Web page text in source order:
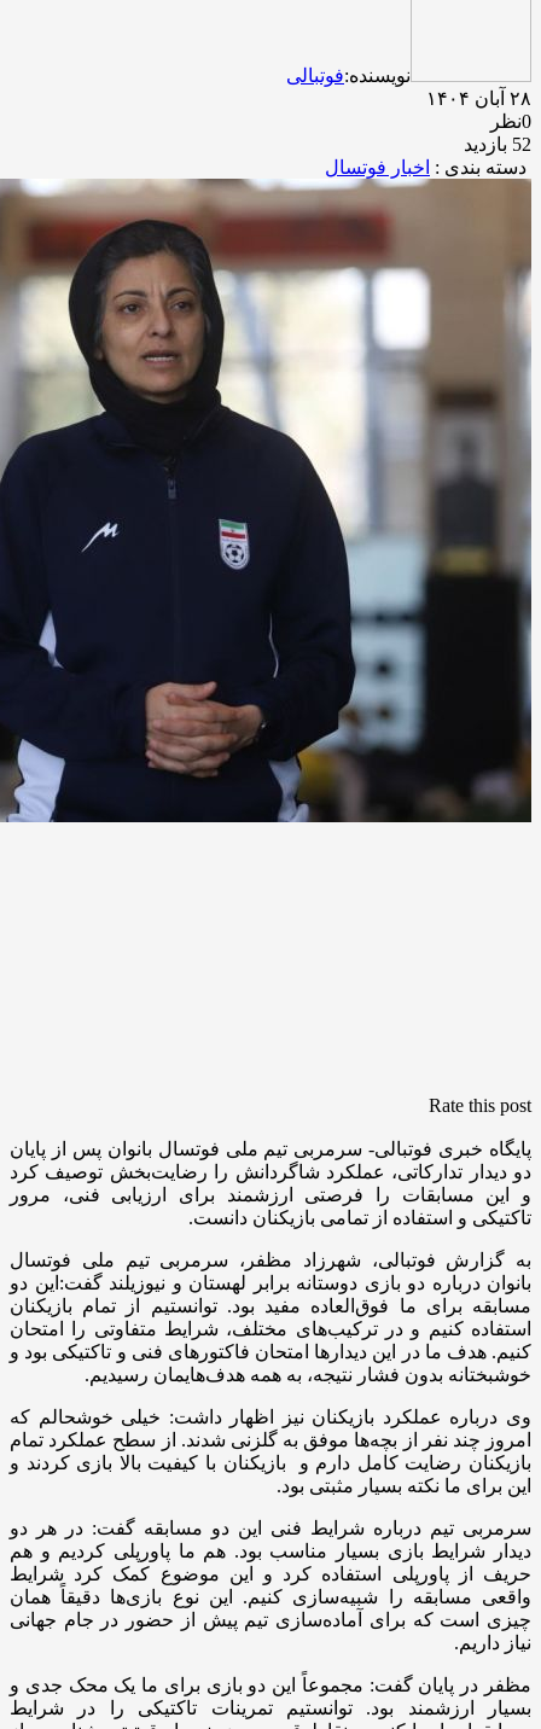
نویسنده:فوتبالی
۲۸ آبان ۱۴۰۴
0نظر
52 بازدید
دسته بندی : اخبار فوتسال
Rate this post
پایگاه خبری فوتبالی- سرمربی تیم ملی فوتسال بانوان پس از پایان
دو دیدار تدارکاتی، عملکرد شاگردانش را رضایت‌بخش توصیف کرد
و این مسابقات را فرصتی ارزشمند برای ارزیابی فنی، مرور
تاکتیکی و استفاده از تمامی بازیکنان دانست.
به گزارش فوتبالی، شهرزاد مظفر، سرمربی تیم ملی فوتسال
بانوان درباره دو بازی دوستانه برابر لهستان و نیوزیلند گفت:این دو
مسابقه برای ما فوق‌العاده مفید بود. توانستیم از تمام بازیکنان
استفاده کنیم و در ترکیب‌های مختلف، شرایط متفاوتی را امتحان
کنیم. هدف ما در این دیدارها امتحان فاکتورهای فنی و تاکتیکی بود و
خوشبختانه بدون فشار نتیجه، به همه هدف‌هایمان رسیدیم.
وی درباره عملکرد بازیکنان نیز اظهار داشت: خیلی خوشحالم که
امروز چند نفر از بچه‌ها موفق به گلزنی شدند. از سطح عملکرد تمام
بازیکنان رضایت کامل دارم و بازیکنان با کیفیت بالا بازی کردند و
این برای ما نکته بسیار مثبتی بود.
سرمربی تیم درباره شرایط فنی این دو مسابقه گفت: در هر دو
دیدار شرایط بازی بسیار مناسب بود. هم ما پاورپلی کردیم و هم
حریف از پاورپلی استفاده کرد و این موضوع کمک کرد شرایط
واقعی مسابقه را شبیه‌سازی کنیم. این نوع بازی‌ها دقیقاً همان
چیزی است که برای آماده‌سازی تیم پیش از حضور در جام جهانی
نیاز داریم.
مظفر در پایان گفت: مجموعاً این دو بازی برای ما یک محک جدی و
بسیار ارزشمند بود. توانستیم تمرینات تاکتیکی را در شرایط